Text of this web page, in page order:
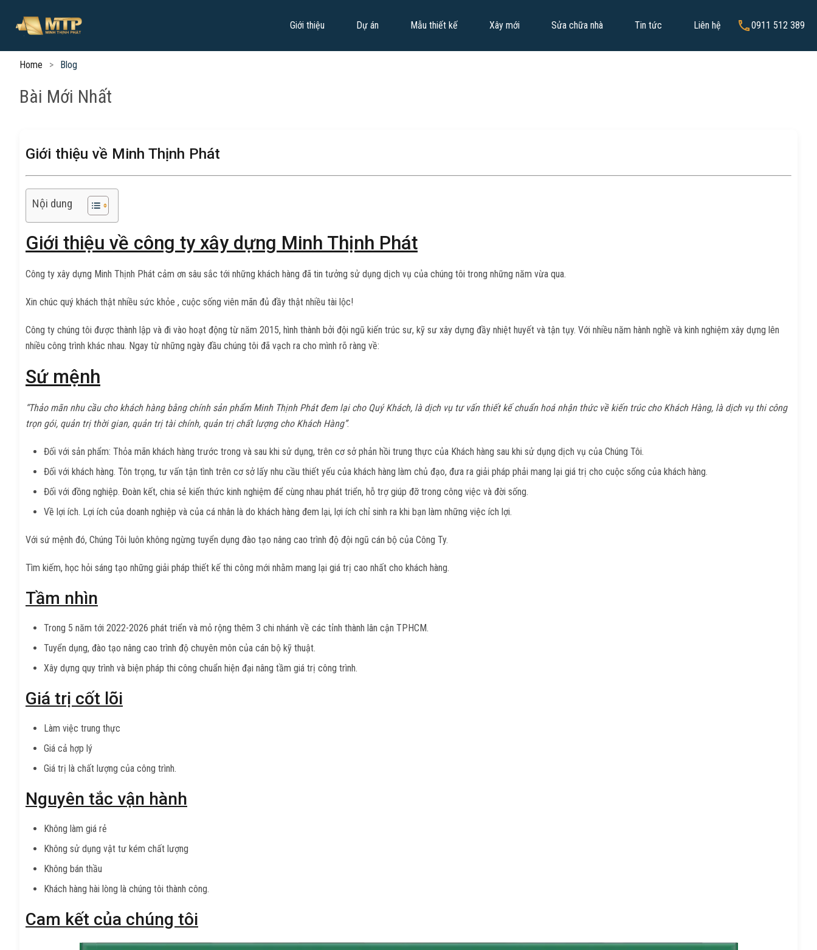
Giới thiệu Dự án Mẫu thiết kế Xây mới Sửa chữa nhà Tin tức Liên hệ 0911 512 389
Home Blog
Bài Mới Nhất
Giới thiệu về Minh Thịnh Phát
Nội dung
Giới thiệu về công ty xây dựng Minh Thịnh Phát
Công ty xây dựng Minh Thịnh Phát cảm ơn sâu sắc tới những khách hàng đã tin tưởng sử dụng dịch vụ của chúng tôi trong những năm vừa qua.
Xin chúc quý khách thật nhiều sức khỏe , cuộc sống viên mãn đủ đầy thật nhiều tài lộc!
Công ty chúng tôi được thành lập và đi vào hoạt động từ năm 2015, hình thành bởi đội ngũ kiến trúc sư, kỹ sư xây dựng đầy nhiệt huyết và tận tụy. Với nhiều năm hành nghề và kinh nghiệm xây dựng lên
nhiều công trình khác nhau. Ngay từ những ngày đầu chúng tôi đã vạch ra cho mình rõ ràng về:
Sứ mệnh
“Thảo mãn nhu cầu cho khách hàng bằng chính sản phẩm Minh Thịnh Phát đem lại cho Quý Khách, là dịch vụ tư vấn thiết kế chuẩn hoá nhận thức về kiến trúc cho Khách Hàng, là dịch vụ thi công
trọn gói, quản trị thời gian, quản trị tài chính, quản trị chất lượng cho Khách Hàng”.
Đối với sản phẩm: Thỏa mãn khách hàng trước trong và sau khi sử dụng, trên cơ sở phản hồi trung thực của Khách hàng sau khi sử dụng dịch vụ của Chúng Tôi.
Đối với khách hàng. Tôn trọng, tư vấn tận tình trên cơ sở lấy nhu cầu thiết yếu của khách hàng làm chủ đạo, đưa ra giải pháp phải mang lại giá trị cho cuộc sống của khách hàng.
Đối với đồng nghiệp. Đoàn kết, chia sẻ kiến thức kinh nghiệm để cùng nhau phát triển, hỗ trợ giúp đỡ trong công việc và đời sống.
Về lợi ích. Lợi ích của doanh nghiệp và của cá nhân là do khách hàng đem lại, lợi ích chỉ sinh ra khi bạn làm những việc ích lợi.
Với sứ mệnh đó, Chúng Tôi luôn không ngừng tuyển dụng đào tạo nâng cao trình độ đội ngũ cán bộ của Công Ty.
Tìm kiếm, học hỏi sáng tạo những giải pháp thiết kế thi công mới nhằm mang lại giá trị cao nhất cho khách hàng.
Tầm nhìn
Trong 5 năm tới 2022-2026 phát triển và mỏ rộng thêm 3 chi nhánh về các tỉnh thành lân cận TPHCM.
Tuyển dụng, đào tạo nâng cao trình độ chuyên môn của cán bộ kỹ thuật.
Xây dựng quy trình và biện pháp thi công chuẩn hiện đại nâng tầm giá trị công trình.
Giá trị cốt lõi
Làm việc trung thực
Giá cả hợp lý
Giá trị là chất lượng của công trình.
Nguyên tắc vận hành
Không làm giá rẻ
Không sử dụng vật tư kém chất lượng
Không bán thầu
Khách hàng hài lòng là chúng tôi thành công.
Cam kết của chúng tôi